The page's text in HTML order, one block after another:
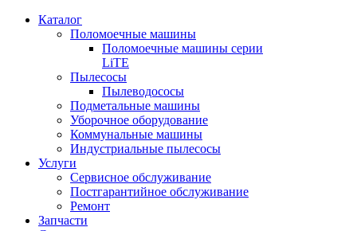
Каталог
Поломоечные машины
Поломоечные машины серии
LiTE
Пылесосы
Пылеводососы
Подметальные машины
Уборочное оборудование
Коммунальные машины
Индустриальные пылесосы
Услуги
Сервисное обслуживание
Постгарантийное обслуживание
Ремонт
Запчасти